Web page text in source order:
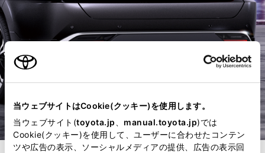
当ウェブサイトはCookie(クッキー)を使用します。
当ウェブサイト(toyota.jp manual.toyota.jp)では
Cookie(クッキー)を使用して、ユーザーに合わせたコンテン
ツや広告の表示、ソーシャルメディアの提供、広告の表示回